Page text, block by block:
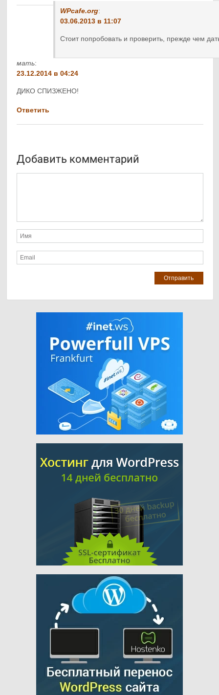
WPcafe.org:
03.06.2013 в 11:07
Стоит попробовать и проверить, прежде чем
мать:
23.12.2014 в 04:24
ДИКО СПИЗЖЕНО!
Ответить
Добавить комментарий